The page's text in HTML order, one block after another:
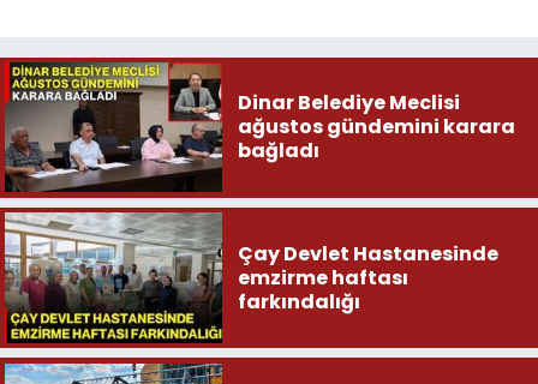
Dinar Belediye Meclisi
ağustos gündemini karara
bağladı
Çay Devlet Hastanesinde
emzirme haftası
farkındalığı